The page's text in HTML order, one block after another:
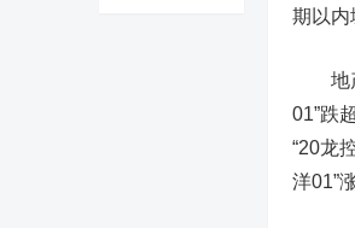
期以内
地
01”跌
“20龙
洋01”